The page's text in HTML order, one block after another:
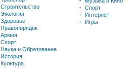
Строительство
Экология
Здоровье
Правопорядок
Армия
Спорт
Наука и Образование
История
Культура
Спорт
Интернет
Игры